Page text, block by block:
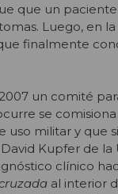
que un
Luego, en
finalmente
un comité
se
militar y que
Kupfer de la
clínico
al interior